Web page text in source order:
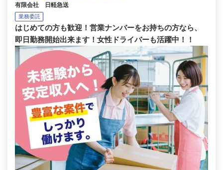
有限会社 日軽急送
業務委託
はじめての方も歓迎！営業ナンバーをお持ちの方なら、
即日勤務開始出来ます！女性ドライバーも活躍中！！